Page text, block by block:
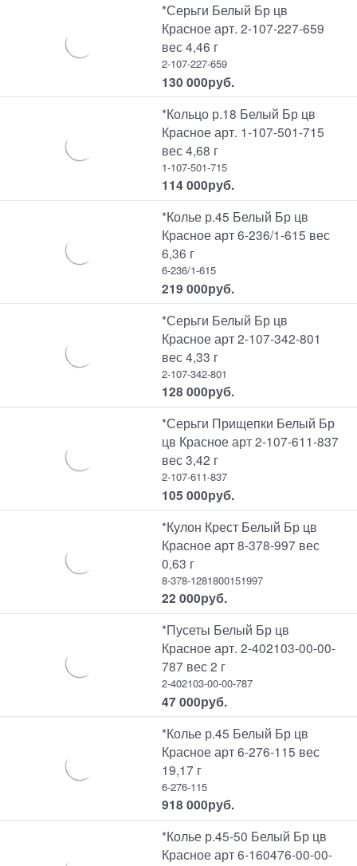
*Серьги Белый Бр цв
Красное арт. 2-107-227-659
вес 4,46 г
2-107-227-659
130 000руб.
*Кольцо р.18 Белый Бр цв
Красное арт. 1-107-501-715
вес 4,68 г
1-107-501-715
114 000руб.
*Колье р.45 Белый Бр цв
Красное арт 6-236/1-615 вес
6,36 г
6-236/1-615
219 000руб.
*Серьги Белый Бр цв
Красное арт 2-107-342-801
вес 4,33 г
2-107-342-801
128 000руб.
*Серьги Прищепки Белый Бр
цв Красное арт 2-107-611-837
вес 3,42 г
2-107-611-837
105 000руб.
*Кулон Крест Белый Бр цв
Красное арт 8-378-997 вес
0,63 г
8-378-1281800151997
22 000руб.
*Пусеты Белый Бр цв
Красное арт. 2-402103-00-00-
787 вес 2 г
2-402103-00-00-787
47 000руб.
*Колье р.45 Белый Бр цв
Красное арт 6-276-115 вес
19,17 г
6-276-115
918 000руб.
*Колье р.45-50 Белый Бр цв
Красное арт 6-160476-00-00-